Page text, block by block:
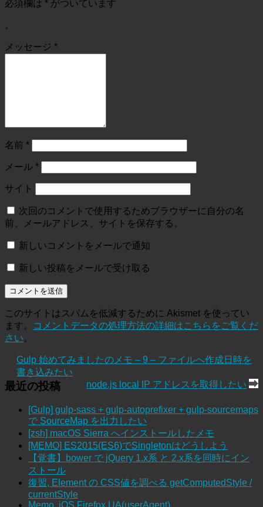
必須欄は * がついています
。
メッセージ *
名前 *
メール *
サイト
次回のコメントで使用するためブラウザーに自分の名
前、メールアドレス、サイトを保存する。
新しいコメントをメールで通知
新しい投稿をメールで受け取る
このサイトはスパムを低減するために Akismet を使ってい
ます。
コメントデータの処理方法の詳細はこちらをご覧くだ
さい。
Gulp 始めてみましたのメモ – 9 – ファイルへ作成日時を
書き込みたい
node.js local IP アドレスを取得したい
最近の投稿
[Gulp] gulp-sass + gulp-autoprefixer + gulp-sourcemaps
で SourceMap を出力したい
[zsh] macOS Sierra へインストールしたメモ
[MEMO] ES2015(ES6)でSingletonはどうしよう
【覚書】bower で jQuery 1.x系 と 2.x系を同時にイン
ストール
復習, Element の CSS値を調べる getComputedStyle /
currentStyle